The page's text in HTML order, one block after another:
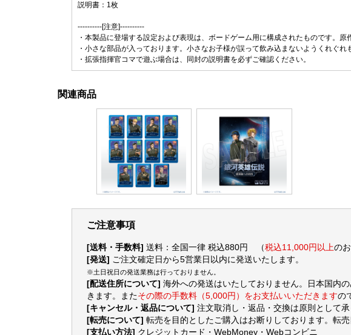
説明書：1枚
----------[注意]----------
・本製品に登場する設定および表現は、ボードゲーム用に構成されたものです。
・小さな部品が入っております。小さなお子様が誤って飲み込まないようくれぐれ
・拡張指揮官コマで遊ぶ場合は、同封の説明書を必ずご確認ください。
関連商品
ご注意事項
[送料・手数料] 送料：全国一律 税込880円 （税込11,000円以上の
[発送] ご注文確定日から5営業日以内に発送いたします。
※土日祝日の発送業務は行っておりません。
[配送住所について] 海外への発送はいたしておりません。日本国内の
きます。またその際の手数料（5,000円）をお支払いいただきますの
[キャンセル・返品について] 注文取消し・返品・交換は原則として承
[転売について] 転売を目的としたご購入はお断りしております。転
[支払い方法] クレジットカード・WebMoney・Webコンビニ